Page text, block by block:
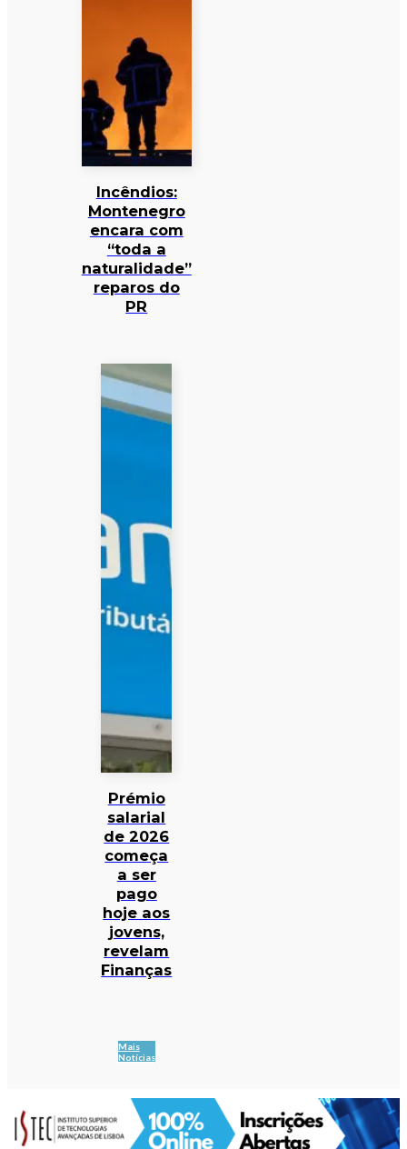
Incêndios:
Montenegro
encara com
“toda a
naturalidade”
reparos do
PR
Prémio
salarial
de 2026
começa
a ser
pago
hoje aos
jovens,
revelam
Finanças
Mais
Notícias